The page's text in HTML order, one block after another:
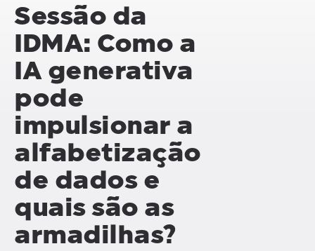
Sessão da
IDMA: Como a
IA generativa
pode
impulsionar a
alfabetização
de dados e
quais são as
armadilhas?